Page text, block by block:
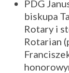
PDG
biskupa
Rotary i
Rotarian